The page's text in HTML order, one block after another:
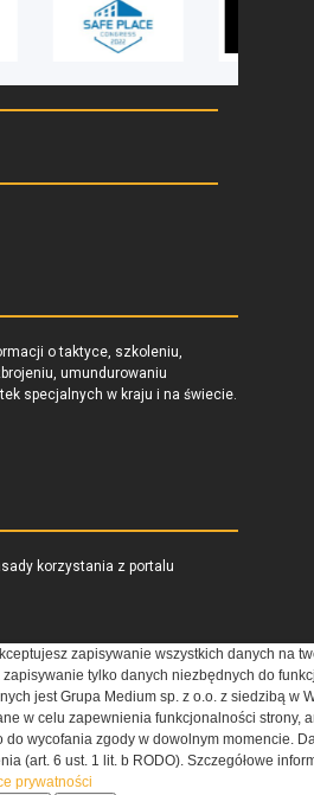
o taktyce, szkoleniu,
umundurowaniu
specjalnych w kraju i na świecie.
korzystania z portalu
równoznaczne
ustanowionych
z ograniczoną
komandytowa, nr KRS:
REGON 146393437
w postaci Regulaminu.
zapisywanie wszystkich danych na
tylko danych niezbędnych do
jest Grupa Medium sp. z o.o. z siedzibą w
w celu zapewnienia funkcjonalności strony,
do wycofania zgody w dowolnym momencie.
(art. 6 ust. 1 lit. b RODO). Szczegółowe
prywatności